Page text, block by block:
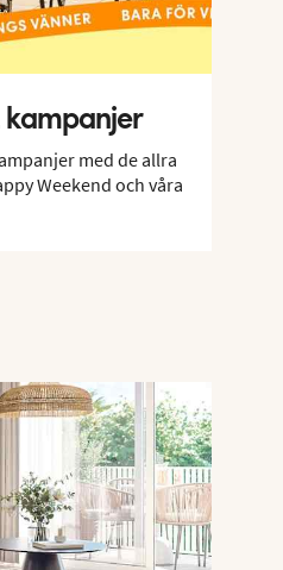
med de allra
Weekend och våra